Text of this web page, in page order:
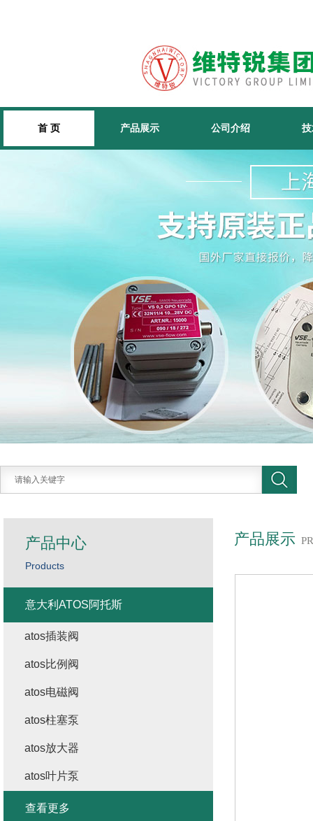
首 页 产品展示 公司介绍
产品展示
产品中心
Products
意大利ATOS阿托斯
atos插装阀
atos比例阀
atos电磁阀
atos柱塞泵
atos放大器
atos叶片泵
查看更多